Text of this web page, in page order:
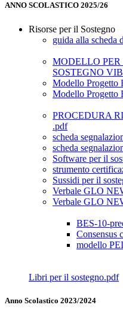
ANNO SCOLASTICO 2025/26
Risorse per il Sostegno
guida alla scheda
MODELLO
SOSTEGNO
Modello Progetto
Modello Progetto
PROCEDURA
.pdf
scheda
scheda
Software per il
strumento
Sussidi per il
Verbale GLO
Verbale GLO
BES-10-
Consensus
modello
Libri per il sostegno.pdf
Anno Scolastico 2023/2024